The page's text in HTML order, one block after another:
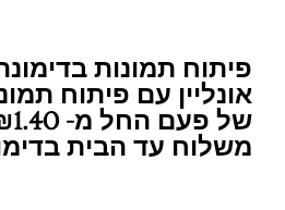
פיתוח תמונות
אונליין עם פיתוח
משלוח עד הבית